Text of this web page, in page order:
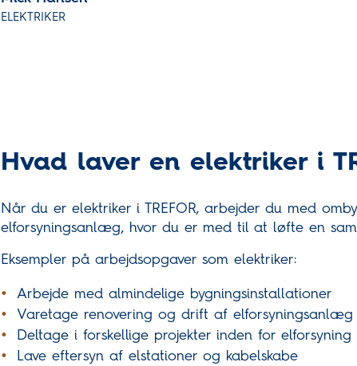
ELEKTRIKER
Hvad laver en elektriker i
Når du er elektriker i TREFOR, arbejder du med
elforsyningsanlæg, hvor du er med til at løfte en
Eksempler på arbejdsopgaver som elektriker:
Arbejde med almindelige bygningsinstallationer
Varetage renovering og drift af elforsyningsanlæg
Deltage i forskellige projekter inden for elforsyning
Lave eftersyn af elstationer og kabelskabe